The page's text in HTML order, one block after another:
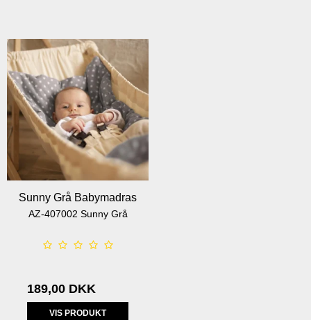
Sunny Grå Babymadras
AZ-407002 Sunny Grå
189,00 DKK
VIS PRODUKT